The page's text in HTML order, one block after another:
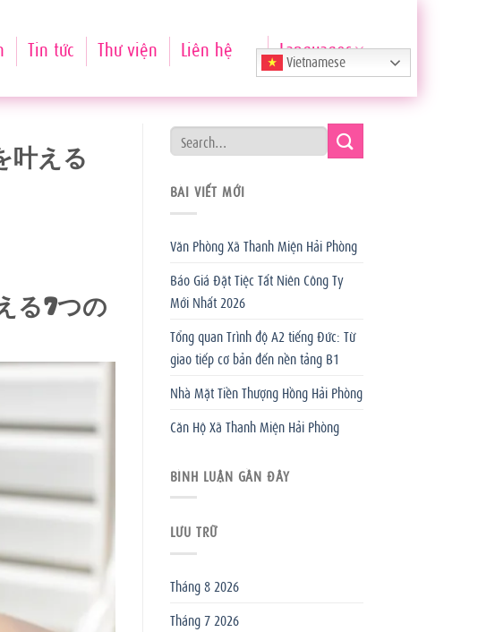
Tin tức Thư viện Liên hệ Vietnamese
Languages
叶える
る7つの
BÀI VIẾT MỚI
Văn Phòng Xã Thanh Miện Hải Phòng
Báo Giá Đặt Tiệc Tất Niên Công Ty
Mới Nhất 2026
Tổng quan Trình độ A2 tiếng Đức: Từ
giao tiếp cơ bản đến nền tảng B1
Nhà Mặt Tiền Thượng Hồng Hải Phòng
Căn Hộ Xã Thanh Miện Hải Phòng
BÌNH LUẬN GẦN ĐÂY
LƯU TRỮ
Tháng 8 2026
Tháng 7 2026